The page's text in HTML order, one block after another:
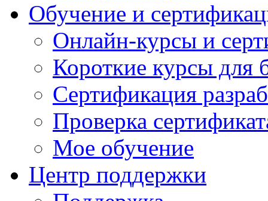
Обучение и
Онлайн-курсы и
Короткие курсы для
Сертификация
Проверка
Мое обучение
Центр поддержки